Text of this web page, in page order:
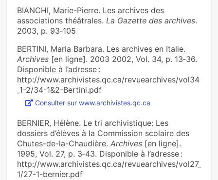
BIANCHI, Marie-Pierre. Les archives des
associations théâtrales. La Gazette des archives.
2003, p. 93‑105
BERTINI, Maria Barbara. Les archives en Italie.
Archives [en ligne]. 2003 2002, Vol. 34, p. 13‑36.
Disponible à l’adresse :
http://www.archivistes.qc.ca/revuearchives/vol34
_1-2/34-1&2-Bertini.pdf
Consulter sur www.archivistes.qc.ca
BERNIER, Hélène. Le tri archivistique: Les
dossiers d’élèves à la Commission scolaire des
Chutes-de-la-Chaudière. Archives [en ligne].
1995, Vol. 27, p. 3‑43. Disponible à l’adresse :
http://www.archivistes.qc.ca/revuearchives/vol27_
1/27-1-bernier.pdf